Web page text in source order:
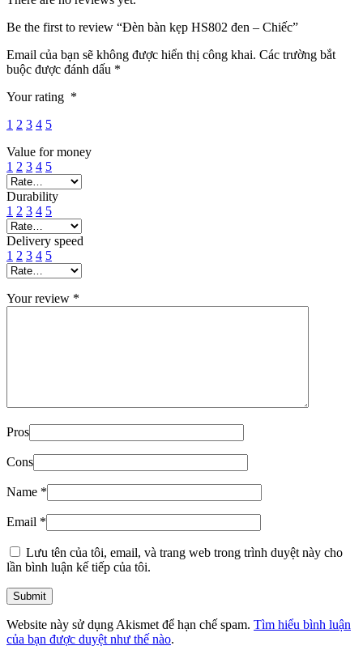
Be the first to review “Đèn bàn kẹp HS802 đen – Chiếc”
Email của bạn sẽ không được hiển thị công khai. Các trường bắt
buộc được đánh dấu *
Your rating *
1 2 3 4 5
Value for money
1 2 3 4 5
Durability
1 2 3 4 5
Delivery speed
1 2 3 4 5
Your review *
Pros
Cons
Name *
Email *
Lưu tên của tôi, email, và trang web trong trình duyệt này cho
lần bình luận kế tiếp của tôi.
Website này sử dụng Akismet để hạn chế spam. Tìm hiểu bình luận
của bạn được duyệt như thế nào.